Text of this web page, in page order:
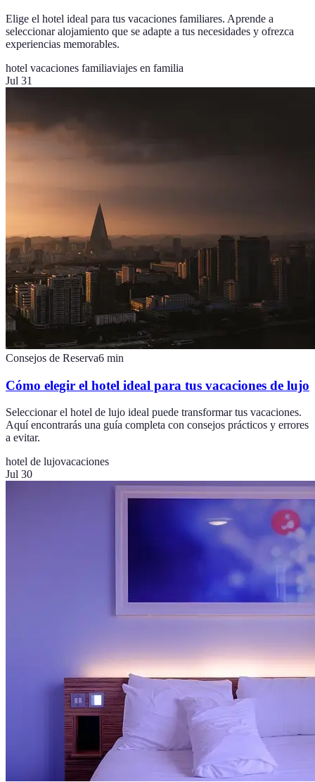
Elige el hotel ideal para tus vacaciones familiares. Aprende a
seleccionar alojamiento que se adapte a tus necesidades y ofrezca
experiencias memorables.
hotel vacaciones familiaviajes en familia
Jul 31
Consejos de Reserva6 min
Cómo elegir el hotel ideal para tus vacaciones de lujo
Seleccionar el hotel de lujo ideal puede transformar tus vacaciones.
Aquí encontrarás una guía completa con consejos prácticos y errores
a evitar.
hotel de lujovacaciones
Jul 30